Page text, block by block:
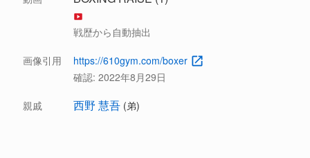
戦歴から自動抽出
画像引用
https://610gym.com/boxer
確認: 2022年8月29日
親戚 西野 慧吾 (弟)